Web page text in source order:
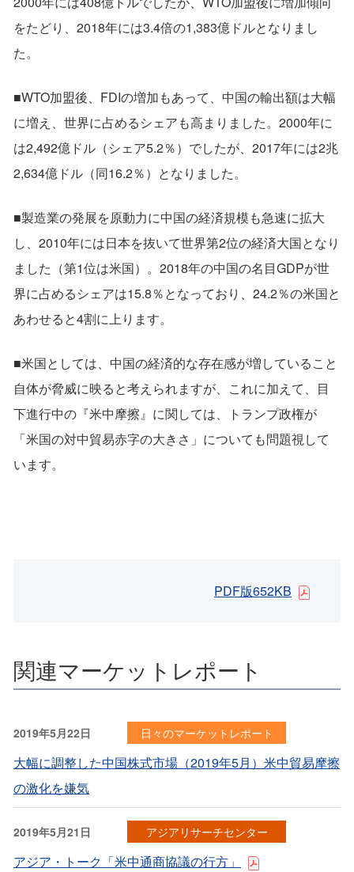
をたどり、2018年には3.4倍の1,383億ドルとなりまし
た。
■WTO加盟後、FDIの増加もあって、中国の輸出額は大幅
に増え、世界に占めるシェアも高まりました。2000年に
は2,492億ドル（シェア5.2％）でしたが、2017年には2兆
2,634億ドル（同16.2％）となりました。
■製造業の発展を原動力に中国の経済規模も急速に拡大
し、2010年には日本を抜いて世界第2位の経済大国となり
ました（第1位は米国）。2018年の中国の名目GDPが世
界に占めるシェアは15.8％となっており、24.2％の米国と
あわせると4割に上ります。
■米国としては、中国の経済的な存在感が増していること
自体が脅威に映ると考えられますが、これに加えて、目
下進行中の『米中摩擦』に関しては、トランプ政権が
「米国の対中貿易赤字の大きさ」についても問題視して
います。
PDF版652KB
関連マーケットレポート
2019年5月22日 日々のマーケットレポート
大幅に調整した中国株式市場（2019年5月）米中貿易摩擦
の激化を嫌気
2019年5月21日 アジアリサーチセンター
アジア・トーク「米中通商協議の行方」